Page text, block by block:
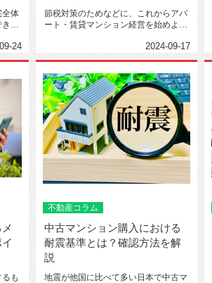
全体
ま
24
節税対策のためなどに、これからアパ
ート・賃貸マンション経営を始めよう
2024-09-17
も
不動産コラム
中古マンション購入における
耐震基準とは？確認方法を解
説
地震が他国に比べて多い日本で中古マ